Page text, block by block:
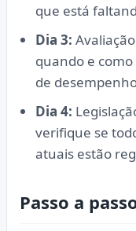
que está
Dia 3:
quando e
de
Dia 4:
verifique se
atuais estão
Passo a